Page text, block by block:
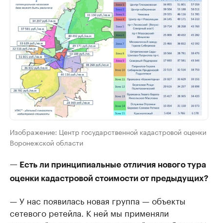
Изображение: Центр государственной кадастровой оценки
Воронежской области
— Есть ли принципиальные отличия нового тура
оценки кадастровой стоимости от предыдущих?
— У нас появилась новая группа — объекты
сетевого ретейла. К ней мы применяли